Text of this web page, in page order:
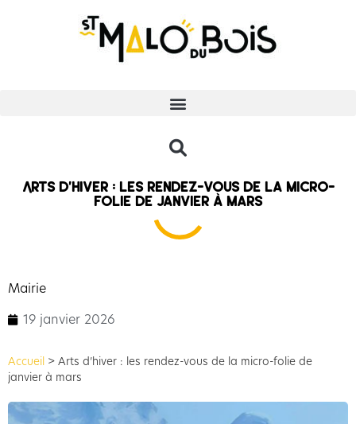
Arts d’hiver : les rendez-vous de la micro-
folie de janvier à mars
Mairie
19 janvier 2026
Accueil > Arts d’hiver : les rendez-vous de la micro-folie de
janvier à mars